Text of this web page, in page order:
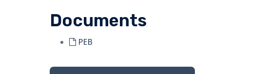
Documents
PEB